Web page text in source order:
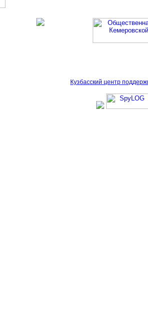
Кузбасский центр